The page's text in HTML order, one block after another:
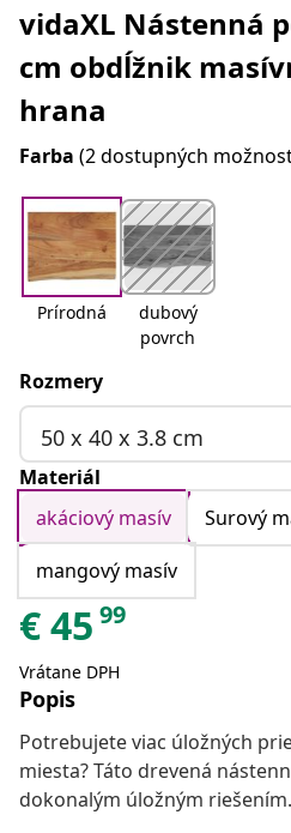
vidaXL Nástenná
cm obdĺžnik
hrana
Farba (2 dostupných
Prírodná
dubový
povrch
Rozmery
50 x 40 x 3.8 cm
Materiál
akáciový masív
Surový
mangový masív
€45 99
Vrátane DPH
Popis
Potrebujete viac úložných
miesta? Táto drevená
dokonalým úložným riešením.